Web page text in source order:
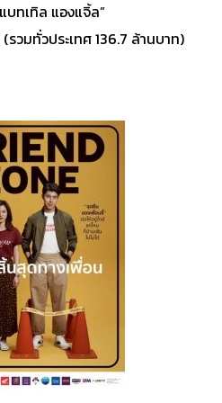
บทเทิล แองแจิ้ล”
(รวมทั่วประเทศ 136.7 ล้านบาท)